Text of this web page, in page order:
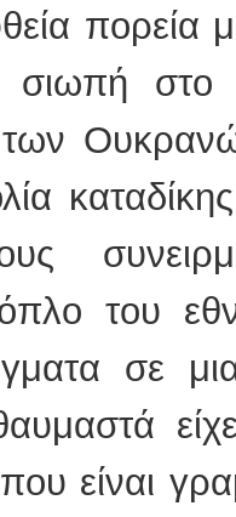
πορεία
σιωπή
των
του
σε
είναι